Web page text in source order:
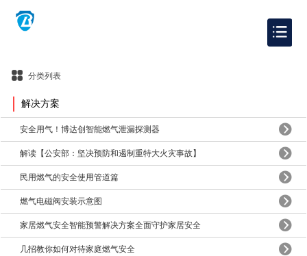
分类列表
解决方案
安全用气！博达创智能燃气泄漏探测器
解读【公安部：坚决预防和遏制重特大火灾事故】
民用燃气的安全使用管道篇
燃气电磁阀安装示意图
家居燃气安全智能预警解决方案全面守护家居安全
几招教你如何对待家庭燃气安全